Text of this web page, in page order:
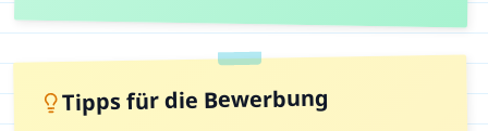
Tipps für die Bewerbung